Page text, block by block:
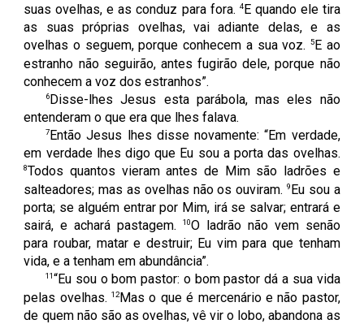
suas ovelhas, e as conduz para fora. 4E quando ele tira
as suas próprias ovelhas, vai adiante delas, e as
ovelhas o seguem, porque conhecem a sua voz.
5E ao
estranho não seguirão, antes fugirão dele, porque não
conhecem a voz dos estranhos”.
6Disse-lhes Jesus esta parábola, mas eles não
entenderam o que era que lhes falava.
7 Então Jesus lhes disse novamente: “Em verdade,
em verdade lhes digo que Eu sou a porta das ovelhas.
8Todos quantos vieram antes de Mim são ladrões e
salteadores; mas as ovelhas não os ouviram. 9Eu sou a
porta; se alguém entrar por Mim, irá se salvar; entrará e
sairá, e achará pastagem.
10O ladrão não vem senão
para roubar, matar e destruir; Eu vim para que tenham
vida, e a tenham em abundância”.
11“Eu sou o bom pastor: o bom pastor dá a sua vida
pelas ovelhas.12Mas o que é mercenário e não pastor,
de quem não são as ovelhas, vê vir o lobo, abandona as